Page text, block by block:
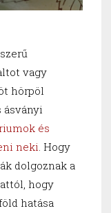
vagy
hörpöl
ásványi
és
neki . Hogy
dolgoznak a
hogy
hatása